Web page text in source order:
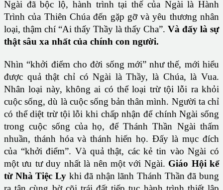
Ngài đã bộc lộ, hành trình tại thế của Ngài là Hành
Trình của Thiên Chúa đến gặp gỡ và yêu thương nhân
loại, thậm chí “Ai thấy Thầy là thấy Cha”. Và đấy là sự
thật sâu xa nhất của chính con người.
Nhìn “khởi điểm cho đời sống mới” như thế, mới hiểu
được quả thật chỉ có Ngài là Thầy, là Chúa, là Vua.
Nhân loại này, không ai có thể loại trừ tội lỗi ra khỏi
cuộc sống, dù là cuộc sống bản thân mình. Người ta chỉ
có thể diệt trừ tội lỗi khi chấp nhận để chính Ngài sống
trong cuộc sống của họ, để Thánh Thần Ngài thấm
nhuần, thánh hóa và thánh hiến họ. Đấy là mục đích
của “khởi điểm”. Và quả thật, các kẻ tin vào Ngài có
một ưu tư duy nhất là nên một với Ngài. Giáo Hội kể
từ Nhà Tiệc Lykhi đã nhận lãnh Thánh Thần đã bung